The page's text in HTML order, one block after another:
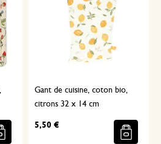
Gant de cuisine, coton bio,
citrons 32 x 14 cm
5,50 €